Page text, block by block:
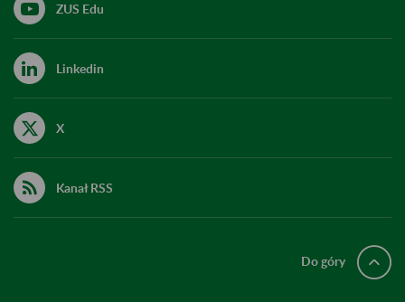
ZUS Edu
Linkedin
X
Kanał RSS
Do góry